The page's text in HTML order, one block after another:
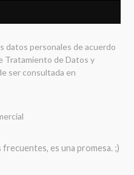
datos personales de acuerdo
Tratamiento de Datos y
ser consultada en
es una promesa. ;)